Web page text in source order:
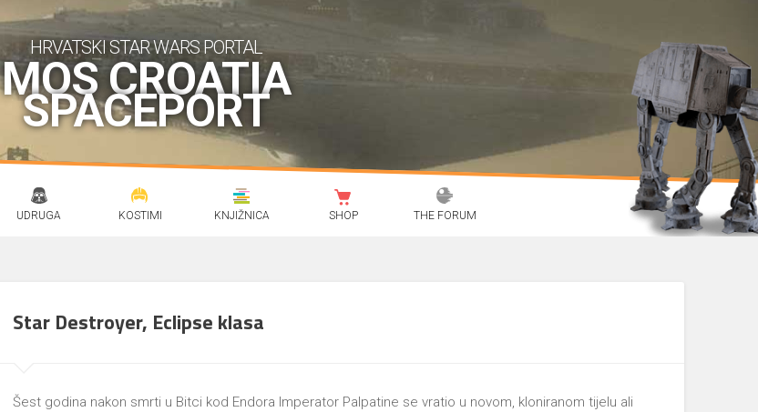
HRVATSKI STAR WARS PORTAL
MOS CROATIA
SPACEPORT
UDRUGA KOSTIMI KNJIŽNICA SHOP THE FORUM
Star Destroyer, Eclipse klasa
Šest godina nakon smrti u Bitci kod Endora Imperator Palpatine se vratio u novom, kloniranom tijelu ali